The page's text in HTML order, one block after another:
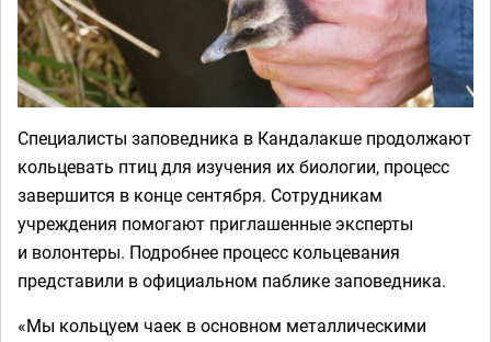
Специалисты заповедника в Кандалакше продолжают
кольцевать птиц для изучения их биологии, процесс
завершится в конце сентября. Сотрудникам
учреждения помогают приглашенные эксперты
и волонтеры. Подробнее процесс кольцевания
представили в официальном паблике заповедника.
«Мы кольцуем чаек в основном металлическими